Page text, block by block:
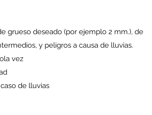
grueso deseado (por ejemplo 2 mm.), de
y peligros a causa de lluvias.
vez
de lluvias